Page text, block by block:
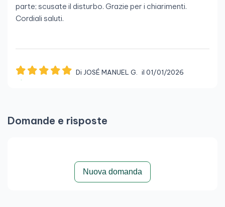
parte; scusate il disturbo. Grazie per i chiarimenti.
Cordiali saluti.
Di JOSÉ MANUEL G.
il 01/01/2026
Mi sembra un dispositivo interessante e con buone
prestazioni per le mie aspettative. Mi sorgono solo
Domande e risposte
Nuova domanda